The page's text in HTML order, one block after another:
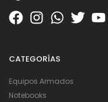
CATEGORÍAS
Equipos Armados
Notebooks